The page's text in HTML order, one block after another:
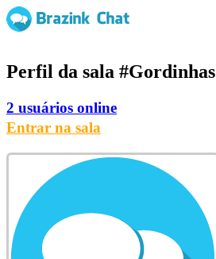
Perfil da sala #Gordinhas
2 usuários online
Entrar na sala